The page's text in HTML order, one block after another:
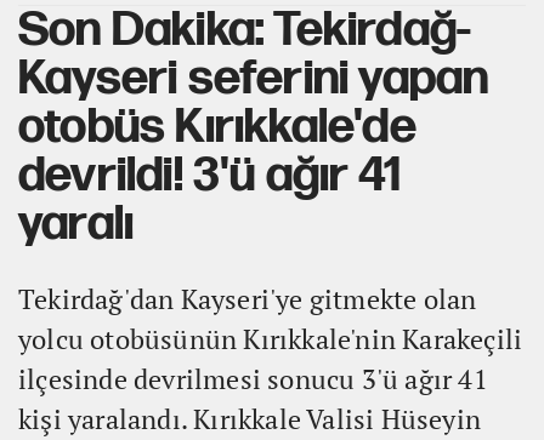
Son Dakika: Tekirdağ-
Kayseri seferini yapan
otobüs Kırıkkale'de
devrildi! 3'ü ağır 41
yaralı
Tekirdağ'dan Kayseri'ye gitmekte olan
yolcu otobüsünün Kırıkkale'nin Karakeçili
ilçesinde devrilmesi sonucu 3'ü ağır 41
kişi yaralandı. Kırıkkale Valisi Hüseyin